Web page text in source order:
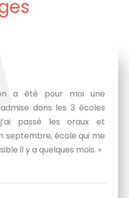
admis à l’ESCP, c’est
à l’aide précieuse
sa capacité à m’aider à
pédagogie. »